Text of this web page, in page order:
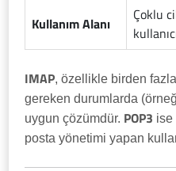
Kullanım Alanı
Çoklu
IMAP, özellikle birden
gereken durumlarda
uygun çözümdür. POP3 ise
posta yönetimi yapan